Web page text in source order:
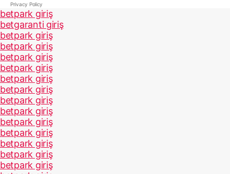
Privacy Policy
betpark giriş
betgaranti giriş
betpark giriş
betpark giriş
betpark giriş
betpark giriş
betpark giriş
betpark giriş
betpark giriş
betpark giriş
betpark giriş
betpark giriş
betpark giriş
betpark giriş
betpark giriş